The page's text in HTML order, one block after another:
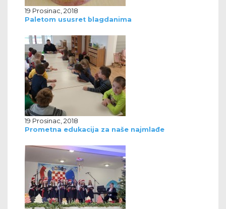
19 Prosinac, 2018
Paletom ususret blagdanima
19 Prosinac, 2018
Prometna edukacija za naše najmlađe